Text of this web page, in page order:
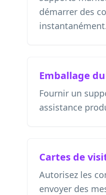
démarrer des
Emballage
Fournir un
assistance
Cartes de
Autorisez les
envoyer des